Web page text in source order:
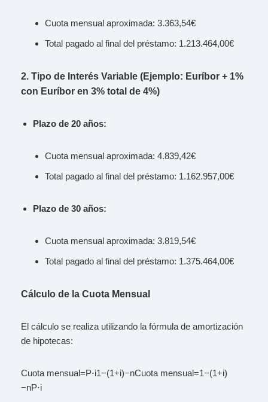
Cuota mensual aproximada: 3.363,54€
Total pagado al final del préstamo: 1.213.464,00€
2. Tipo de Interés Variable (Ejemplo: Euríbor + 1%
con Euríbor en 3% total de 4%)
Plazo de 20 años:
Cuota mensual aproximada: 4.839,42€
Total pagado al final del préstamo: 1.162.957,00€
Plazo de 30 años:
Cuota mensual aproximada: 3.819,54€
Total pagado al final del préstamo: 1.375.464,00€
Cálculo de la Cuota Mensual
El cálculo se realiza utilizando la fórmula de amortización
de hipotecas:
Cuota mensual=P⋅i1−(1+i)−nCuota mensual=1−(1+i)
−nP⋅i​